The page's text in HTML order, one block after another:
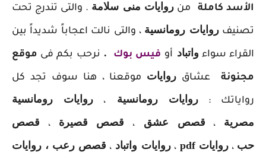
الأسد كاملة منروايات منى سلامة . والتى تندرج تحت
تصنيفروايات رومانسية ، والتى نالت اعجاباً شديداً بين
القراء سواء واتباد أو فيس بوك . نرحب بكم فى موقع
مجنونة عشاق روايات موقعنا ، هنا سوف تجد كل
رواياتك :روايات رومانسية ، روايات رومانسية
مصرية ، قصص عشق ، قصص قصيرة ، قصص
حب ،روايات pdf ،روايات واتباد ، قصص رعب ، روايات